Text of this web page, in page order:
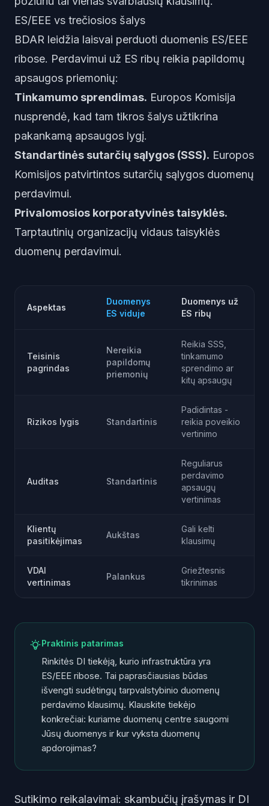
ES/EEE vs trečiosios šalys
BDAR leidžia laisvai perduoti duomenis ES/EEE
ribose. Perdavimui už ES ribų reikia papildomų
apsaugos priemonių:
Tinkamumo sprendimas. Europos Komisija
nusprendė, kad tam tikros šalys užtikrina
pakankamą apsaugos lygį.
Standartinės sutarčių sąlygos (SSS). Europos
Komisijos patvirtintos sutarčių sąlygos duomenų
perdavimui.
Privalomosios korporatyvinės taisyklės.
Tarptautinių organizacijų vidaus taisyklės
duomenų perdavimui.
Aspektas
Duomenys
ES viduje
Duomenys už
ES ribų
Teisinis
pagrindas
Nereikia
papildomų
priemonių
Reikia SSS,
tinkamumo
sprendimo ar
kitų apsaugų
Rizikos lygis Standartinis
Padidintas -
reikia poveikio
vertinimo
Auditas Standartinis
Reguliarus
perdavimo
apsaugų
vertinimas
Klientų
pasitikėjimas
Aukštas
Gali kelti
klausimų
VDAI
vertinimas
Palankus
Griežtesnis
tikrinimas
Praktinis patarimas
Rinkitės DI tiekėją, kurio infrastruktūra yra
ES/EEE ribose. Tai paprasčiausias būdas
išvengti sudėtingų tarpvalstybinio duomenų
perdavimo klausimų. Klauskite tiekėjo
konkrečiai: kuriame duomenų centre saugomi
Jūsų duomenys ir kur vyksta duomenų
apdorojimas?
Sutikimo reikalavimai: skambučių įrašymas ir DI